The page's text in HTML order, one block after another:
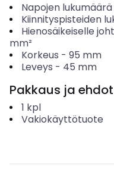
Napojen lukumäärä
Kiinnityspisteiden
Hienosäikeiselle
mm²
Korkeus - 95 mm
Leveys - 45 mm
Pakkaus ja ehdot
1 kpl
Vakiokäyttötuote